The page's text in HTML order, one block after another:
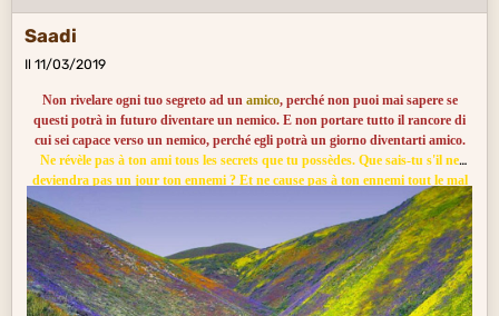
Saadi
Il 11/03/2019
Non rivelare ogni tuo segreto ad un amico, perché non puoi mai sapere se
questi potrà in futuro diventare un nemico. E non portare tutto il rancore di
cui sei capace verso un nemico, perché egli potrà un giorno diventarti amico.
Ne révèle pas à ton ami tous les secrets que tu possèdes. Que sais-tu s'il ne
deviendra pas un jour ton ennemi ? Et ne cause pas à ton ennemi tout le mal
que tu peux lui faire : il est possible qu'un jour il devienne ton ami.